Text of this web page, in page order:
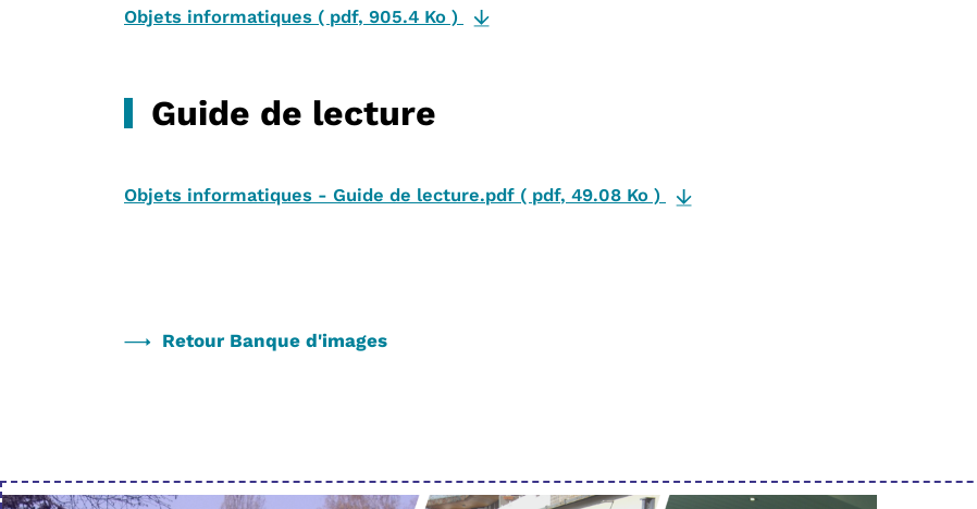
Objets informatiques ( pdf, 905.4 Ko )
Guide de lecture
Objets informatiques - Guide de lecture.pdf ( pdf, 49.08 Ko )
Retour Banque d'images